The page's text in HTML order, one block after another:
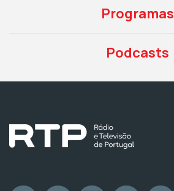
Programas
Podcasts